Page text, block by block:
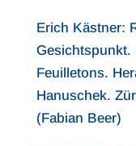
Erich Kästner:
Gesichtspunkt.
Feuilletons.
Hanuschek.
(Fabian Beer)